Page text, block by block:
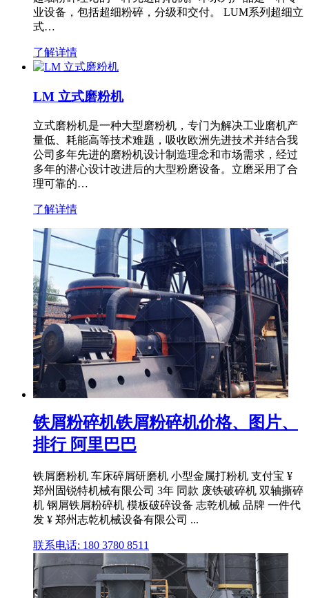
业设备，包括超细粉碎，分级和交付。 LUM系列超细立
式…
了解详情
LM 立式磨粉机
立式磨粉机是一种大型磨粉机，专门为解决工业磨机产
量低、耗能高等技术难题，吸收欧洲先进技术并结合我
公司多年先进的磨粉机设计制造理念和市场需求，经过
多年的潜心设计改进后的大型粉磨设备。立磨采用了合
理可靠的…
了解详情
铁屑粉碎机铁屑粉碎机价格、图片、
排行 阿里巴巴
铁屑磨粉机 车床碎屑研磨机 小型金属打粉机 支付宝 ¥
郑州固锐特机械有限公司 3年 同款 废铁破碎机 双轴撕碎
机 钢屑铁屑粉碎机 模板破碎设备 志乾机械 品牌 一件代
发 ¥ 郑州志乾机械设备有限公司 ...
联系电话: 180 3780 8511